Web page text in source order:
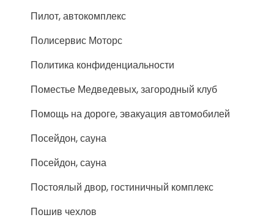
Пилот, автокомплекс
Полисервис Моторс
Политика конфиденциальности
Поместье Медведевых, загородный клуб
Помощь на дороге, эвакуация автомобилей
Посейдон, сауна
Посейдон, сауна
Постоялый двор, гостиничный комплекс
Пошив чехлов